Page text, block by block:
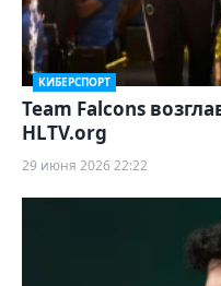
КИБЕРСПОРТ
Team Falcons
HLTV.org
29 июня 2026 22:22